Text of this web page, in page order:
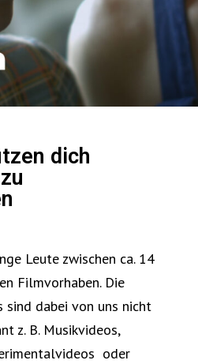
dich
Leute zwischen ca. 14
Filmvorhaben. Die
sind dabei von uns nicht
z. B. Musikvideos,
oder